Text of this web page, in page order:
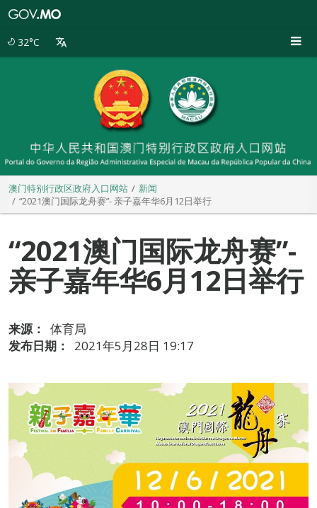
32°C
澳门特别行政区政府入口网站
新闻
“2021澳门国际龙舟赛”- 亲子嘉年华6月12日举行
“2021澳门国际龙舟赛”-
亲子嘉年华6月12日举行
来源：
体育局
发布日期：
2021年5月28日 19:17